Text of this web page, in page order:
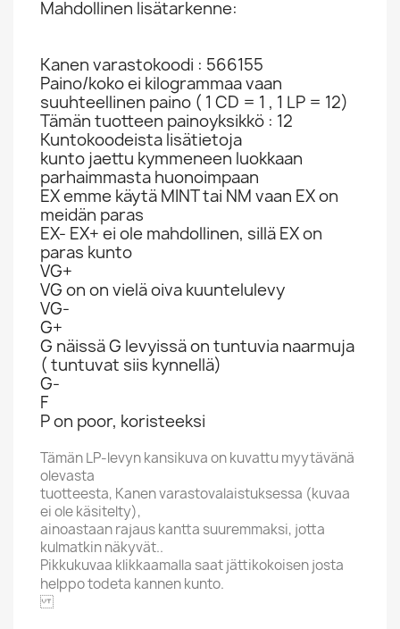
Mahdollinen lisätarkenne:
Kanen varastokoodi : 566155
Paino/koko ei kilogrammaa vaan
suuhteellinen paino ( 1 CD = 1 , 1 LP = 12)
Tämän tuotteen painoyksikkö : 12
Kuntokoodeista lisätietoja
kunto jaettu kymmeneen luokkaan
parhaimmasta huonoimpaan
EX emme käytä MINT tai NM vaan EX on
meidän paras
EX- EX+ ei ole mahdollinen, sillä EX on
paras kunto
VG+
VG on on vielä oiva kuuntelulevy
VG-
G+
G näissä G levyissä on tuntuvia naarmuja
( tuntuvat siis kynnellä)
G-
F
P on poor, koristeeksi
Tämän LP-levyn kansikuva on kuvattu myytävänä
olevasta
tuotteesta, Kanen varastovalaistuksessa (kuvaa
ei ole käsitelty),
ainoastaan rajaus kantta suuremmaksi, jotta
kulmatkin näkyvät..
Pikkukuvaa klikkaamalla saat jättikokoisen josta
helppo todeta kannen kunto.